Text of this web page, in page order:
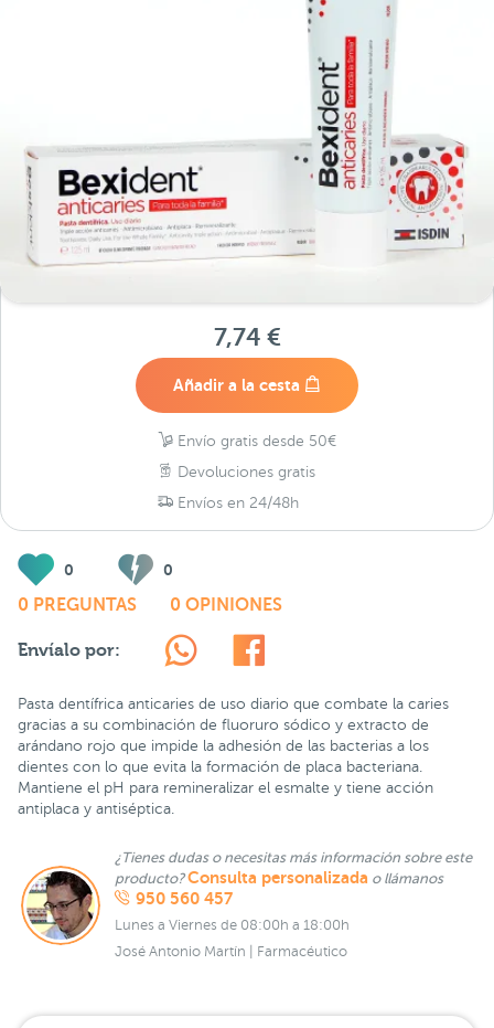
7,74 €
Añadir a la cesta
Envío gratis desde 50€
Devoluciones gratis
Envíos en 24/48h
0 0
0 PREGUNTAS 0 OPINIONES
Envíalo por:
Pasta dentífrica anticaries de uso diario que combate la caries
gracias a su combinación de fluoruro sódico y extracto de
arándano rojo que impide la adhesión de las bacterias a los
dientes con lo que evita la formación de placa bacteriana.
Mantiene el pH para remineralizar el esmalte y tiene acción
antiplaca y antiséptica.
¿Tienes dudas o necesitas más información sobre este
producto?Consulta personalizada o llámanos
950 560 457
Lunes a Viernes de 08:00h a 18:00h
José Antonio Martín | Farmacéutico